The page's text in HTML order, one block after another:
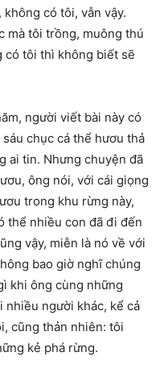
có tôi, vẫn vậy.
mà tôi trồng, muông thú
có tôi thì không biết sẽ
người viết bài này có
chục cá thể hươu thả
ai tin. Nhưng chuyện đã
ông nói, với cái giọng
trong khu rừng này,
thể nhiều con đã đi đến
vậy, miễn là nó về với
bao giờ nghĩ chúng
khi ông cùng những
người khác, kể cả
cũng thản nhiên: tôi
kẻ phá rừng.